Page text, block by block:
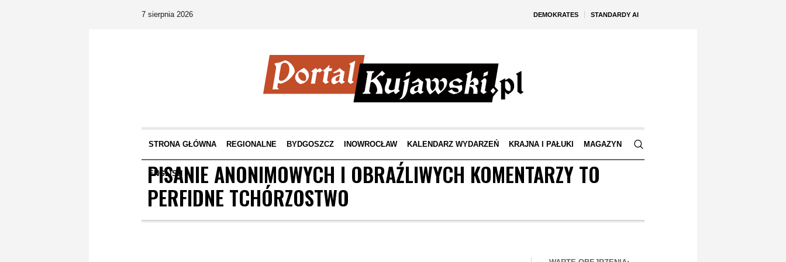
DEMOKRATES STANDARDY AI
7 sierpnia 2026
STRONA GŁÓWNA REGIONALNE BYDGOSZCZ INOWROCŁAW KALENDARZ WYDARZEŃ KRAJNA I PAŁUKI MAGAZYN
ENGLISH
PISANIE ANONIMOWYCH I OBRAŹLIWYCH KOMENTARZY TO
PERFIDNE TCHÓRZOSTWO